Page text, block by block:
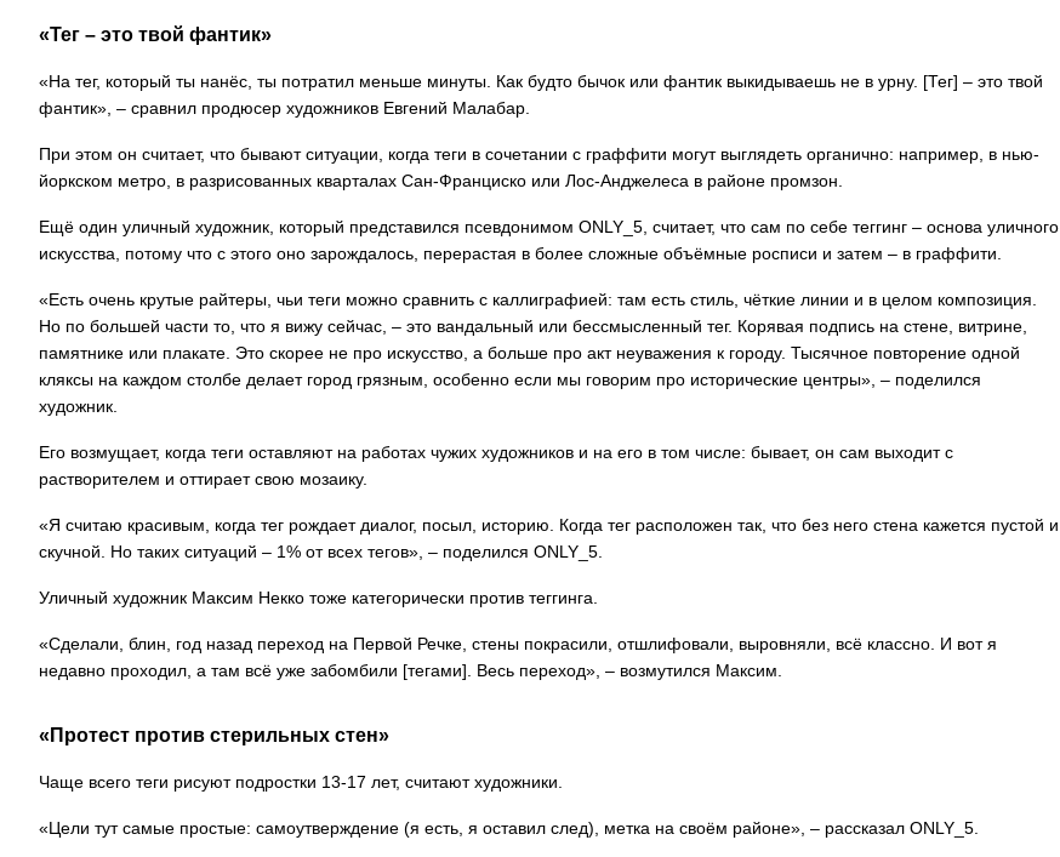
«Тег – это твой фантик»
«На тег, который ты нанёс, ты потратил меньше минуты. Как будто бычок или фантик выкидываешь не в урну. [Тег] – это твой
фантик», – сравнил продюсер художников Евгений Малабар.
При этом он считает, что бывают ситуации, когда теги в сочетании с граффити могут выглядеть органично: например, в нью-
йоркском метро, в разрисованных кварталах Сан-Франциско или Лос-Анджелеса в районе промзон.
Ещё один уличный художник, который представился псевдонимом ONLY_5, считает, что сам по себе теггинг – основа уличного
искусства, потому что с этого оно зарождалось, перерастая в более сложные объёмные росписи и затем – в граффити.
«Есть очень крутые райтеры, чьи теги можно сравнить с каллиграфией: там есть стиль, чёткие линии и в целом композиция.
Но по большей части то, что я вижу сейчас, – это вандальный или бессмысленный тег. Корявая подпись на стене, витрине,
памятнике или плакате. Это скорее не про искусство, а больше про акт неуважения к городу. Тысячное повторение одной
кляксы на каждом столбе делает город грязным, особенно если мы говорим про исторические центры», – поделился
художник.
Его возмущает, когда теги оставляют на работах чужих художников и на его в том числе: бывает, он сам выходит с
растворителем и оттирает свою мозаику.
«Я считаю красивым, когда тег рождает диалог, посыл, историю. Когда тег расположен так, что без него стена кажется пустой и
скучной. Но таких ситуаций – 1% от всех тегов», – поделился ONLY_5.
Уличный художник Максим Некко тоже категорически против теггинга.
«Сделали, блин, год назад переход на Первой Речке, стены покрасили, отшлифовали, выровняли, всё классно. И вот я
недавно проходил, а там всё уже забомбили [тегами]. Весь переход», – возмутился Максим.
«Протест против стерильных стен»
Чаще всего теги рисуют подростки 13-17 лет, считают художники.
«Цели тут самые простые: самоутверждение (я есть, я оставил след), метка на своём районе», – рассказал ONLY_5.